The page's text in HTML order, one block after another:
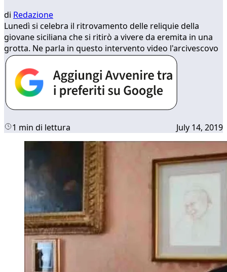
di Redazione
Lunedì si celebra il ritrovamento delle reliquie della
giovane siciliana che si ritirò a vivere da eremita in una
grotta. Ne parla in questo intervento video l'arcivescovo
1 min di lettura July 14, 2019